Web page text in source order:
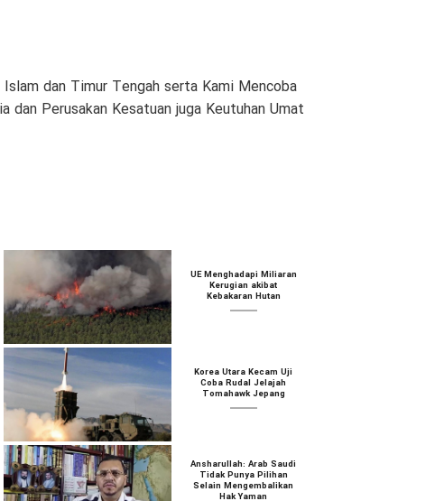
dan Timur Tengah serta Kami Mencoba
Perusakan Kesatuan juga Keutuhan Umat
UE Menghadapi Miliaran
Kerugian akibat
Kebakaran Hutan
Korea Utara Kecam Uji
Coba Rudal Jelajah
Tomahawk Jepang
Ansharullah: Arab Saudi
Tidak Punya Pilihan
Selain Mengembalikan
Hak Yaman